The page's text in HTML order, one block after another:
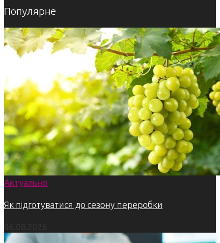
Популярне
Актуально
Як підготуватися до сезону переробки